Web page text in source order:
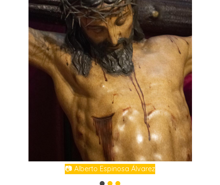
📷 Alberto Espinosa Álvarez